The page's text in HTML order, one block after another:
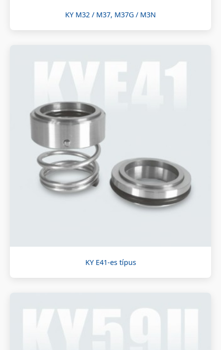
KY M32 / M37, M37G / M3N
KY E41-es típus